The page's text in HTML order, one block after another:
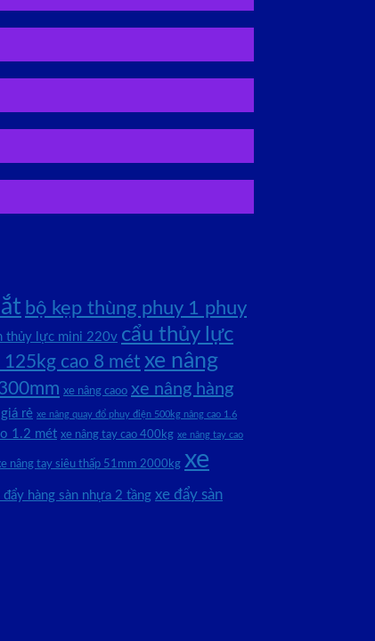
bộ kẹp thùng phuy 1 phuy
thủy lực mini 220v cẩu thủy lực
cao 8 mét xe nâng
xe nâng caoo xe nâng hàng
rẻ xe nâng quay đổ phuy điện 500kg nâng cao 1.6
1.2 mét xe nâng tay cao 400kg xe nâng tay cao
nâng tay siêu thấp 51mm 2000kg xe
đẩy hàng sàn nhựa 2 tầng xe đẩy sàn